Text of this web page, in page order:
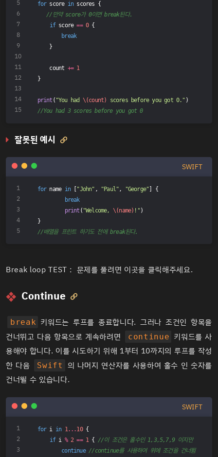
for score in scores {
//만약 score가 0이면 break된다.
if score == 0 {
break
    }
    count
+= 1
}
print ( "You had \(count) scores before you got 0." )
//You had 3 scores before you got 0
잘못된 예시 
SWIFT
for name in ["John" , "Paul" , "George"] {
break
print ( "Welcome, \(name) !")
}
//배열을 프린트 하기도 전에 break된다.
Break loop TEST : 문제를 풀려면 이곳을 클릭해주세요.
Continue 
break 키워드는 루프를 종료합니다. 그러나 조건인 항목을
건너뛰고 다음 항목으로 계속하려면
continue 키워드를 사
용해야 합니다. 이를 시도하기 위해 1부터 10까지의 루프를 작성
한 다음
Swift
의 나머지 연산자를 사용하여 홀수 인 숫자를
건너뛸 수 있습니다.
SWIFT
for i in 1...10 {
if i % 2 == 1 { //이 조건은 홀수인 1,3,5,7,9 이지만
continue //continue를 사용하여 위에 조건을 건너뜀